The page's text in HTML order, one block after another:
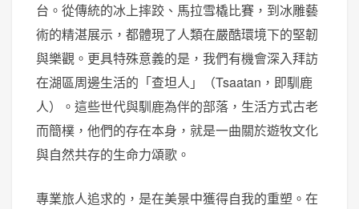
台。從傳統的冰上摔跤、馬拉雪橇比賽，到冰雕藝
術的精湛展示，都體現了人類在嚴酷環境下的堅韌
與樂觀。更具特殊意義的是，我們有機會深入拜訪
在湖區周邊生活的「查坦人」（Tsaatan，即馴鹿
人）。這些世代與馴鹿為伴的部落，生活方式古老
而簡樸，他們的存在本身，就是一曲關於遊牧文化
與自然共存的生命力頌歌。
專業旅人追求的，是在美景中獲得自我的重塑。在